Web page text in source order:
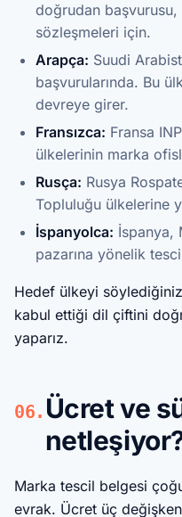
doğrudan
sözleşmeleri için.
Arapça: Suudi
başvurularında. Bu
devreye girer.
Fransızca: Fransa
ülkelerinin marka
Rusça: Rusya
Topluluğu ülkelerine
İspanyolca: İspanya,
pazarına yönelik
Hedef ülkeyi
kabul ettiği dil çiftini
yaparız.
06. Ücret ve
Marka tescil belgesi
evrak. Ücret üç